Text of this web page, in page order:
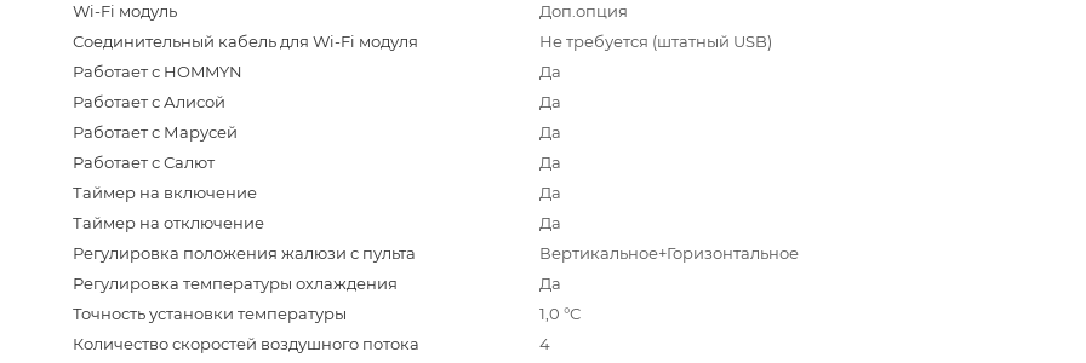
Wi-Fi модуль
Доп.опция
Соединительный кабель для Wi-Fi модуля
Не требуется (штатный USB)
Работает с HOMMYN
Да
Работает с Алисой
Да
Работает с Марусей
Да
Работает с Салют
Да
Таймер на включение
Да
Таймер на отключение
Да
Регулировка положения жалюзи с пульта
Вертикальное+Горизонтальное
Регулировка температуры охлаждения
Да
Точность установки температуры
1,0 °С
Количество скоростей воздушного потока
4